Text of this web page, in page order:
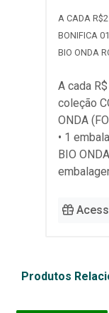
A CADA
BONIFICA
BIO ONDA
A cada
coleção
ONDA
• 1
BIO
Produtos